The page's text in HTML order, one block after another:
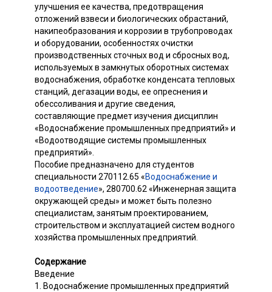
улучшения ее качества, предотвращения
отложений взвеси и биологических обрастаний,
накипеобразования и коррозии в трубопроводах
и оборудовании, особенностях очистки
производственных сточных вод и сбросных вод,
используемых в замкнутых оборотных системах
водоснабжения, обработке конденсата тепловых
станций, дегазации воды, ее опреснения и
обессоливания и другие сведения,
составляющие предмет изучения дисциплин
«Водоснабжение промышленных предприятий» и
«Водоотводящие системы промышленных
предприятий».
Пособие предназначено для студентов
специальности 270112.65 «Водоснабжение и
водоотведение», 280700.62 «Инженерная защита
окружающей среды» и может быть полезно
специалистам, занятым проектированием,
строительством и эксплуатацией систем водного
хозяйства промышленных предприятий.
Содержание
Введение
1. Водоснабжение промышленных предприятий